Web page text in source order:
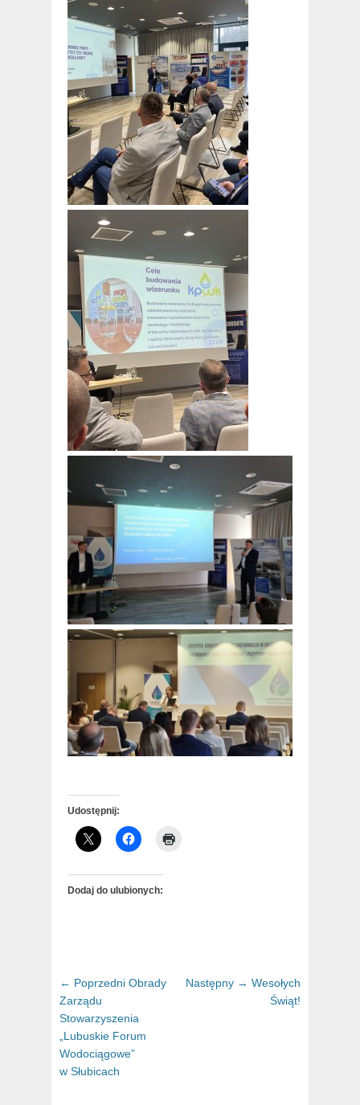
Udostępnij:
Dodaj do ulubionych:
Nawigacja
wpisu
← Poprzedni Poprzedni
Obrady
Zarządu
Stowarzyszenia
„Lubuskie Forum
Wodociągowe”
w Słubicach
Następny → Następny
artykuł:
Wesołych
Świąt!